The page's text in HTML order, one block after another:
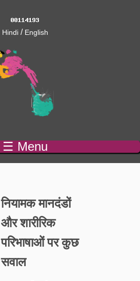
Hindi / English
☰ Menu
नियामक मानदंडों
और शारीरिक
परिभाषाओं पर कुछ
सवाल